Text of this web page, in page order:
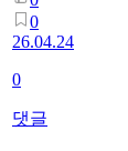
0
26.04.24
0
댓글